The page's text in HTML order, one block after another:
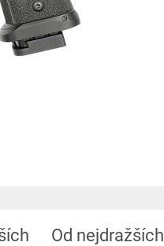
Od nejdražších